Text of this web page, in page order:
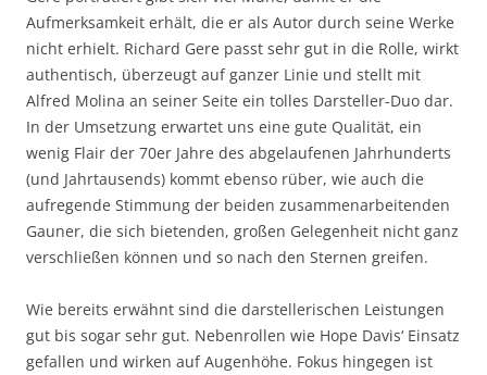
Aufmerksamkeit erhält, die er als Autor durch seine Werke
nicht erhielt. Richard Gere passt sehr gut in die Rolle, wirkt
authentisch, überzeugt auf ganzer Linie und stellt mit
Alfred Molina an seiner Seite ein tolles Darsteller-Duo dar.
In der Umsetzung erwartet uns eine gute Qualität, ein
wenig Flair der 70er Jahre des abgelaufenen Jahrhunderts
(und Jahrtausends) kommt ebenso rüber, wie auch die
aufregende Stimmung der beiden zusammenarbeitenden
Gauner, die sich bietenden, großen Gelegenheit nicht ganz
verschließen können und so nach den Sternen greifen.
Wie bereits erwähnt sind die darstellerischen Leistungen
gut bis sogar sehr gut. Nebenrollen wie Hope Davis‘ Einsatz
gefallen und wirken auf Augenhöhe. Fokus hingegen ist